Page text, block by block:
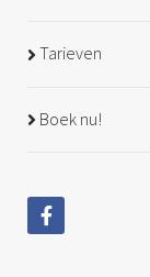
Tarieven
Boek nu!